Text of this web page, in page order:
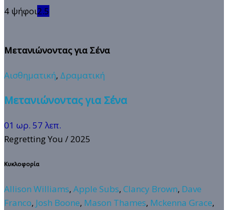
4 ψήφοι2.5
Μετανιώνοντας για Σένα
Αισθηματική, Δραματική
Μετανιώνοντας για Σένα
01 ωρ. 57 λεπ.
Regretting You / 2025
Κυκλοφορία
Allison Williams, Apple Subs, Clancy Brown, Dave
Franco, Josh Boone, Mason Thames, Mckenna Grace,